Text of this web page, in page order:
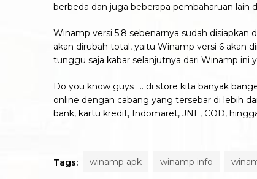
berbeda dan juga beberapa pembaharuan lain
Winamp versi 5.8 sebenarnya sudah
akan dirubah total, yaitu Winamp versi 6 akan
tunggu saja kabar selanjutnya dari Winamp ini
Do you know guys …. di store kita banyak
online dengan cabang yang tersebar di lebih
bank, kartu kredit, Indomaret, JNE, COD,
Tags: winamp apk winamp info